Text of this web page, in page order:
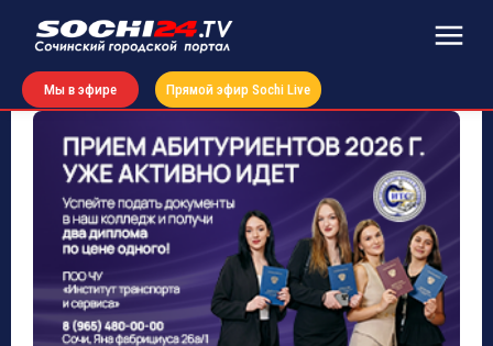
Мы в эфире Прямой эфир Sochi Live